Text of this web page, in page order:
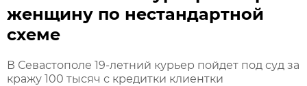
женщину по нестандартной
схеме
В Севастополе 19-летний курьер пойдет под суд за
кражу 100 тысяч с кредитки клиентки